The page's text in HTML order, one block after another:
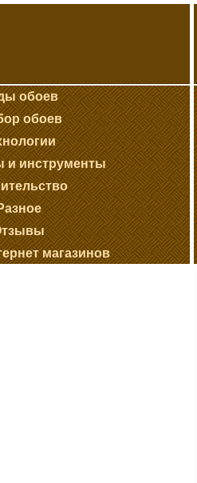
обоев
обоев
и инструменты
магазинов